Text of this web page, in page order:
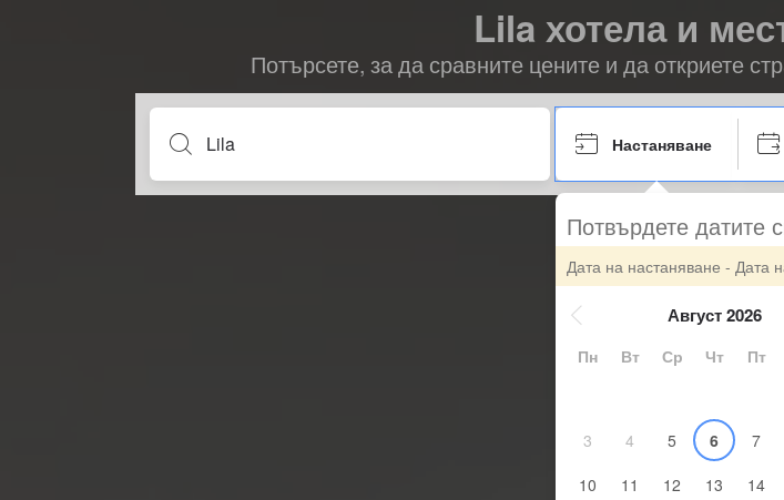
Lila хотела и
Потърсете, за да сравните цените и да откриете
Настаняване
Потвърдете датите
Дата на настаняване - Дата
Август 2026
Пн Вт Ср Чт Пт
3
4 5 6 7
10
11 12 13 14